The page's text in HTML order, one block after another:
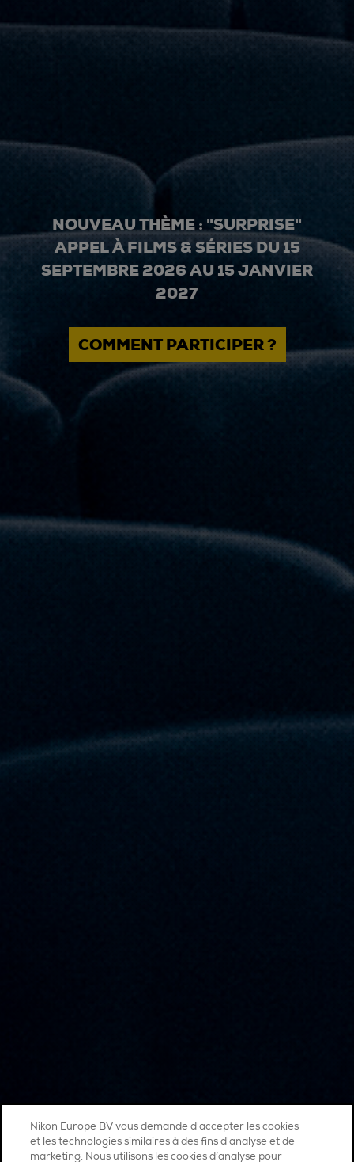
NOUVEAU THÈME : "SURPRISE"
APPEL À FILMS & SÉRIES DU 15
SEPTEMBRE 2026 AU 15 JANVIER
2027
COMMENT PARTICIPER ?
Nikon Europe BV vous demande d'accepter les cookies
et les technologies similaires à des fins d'analyse et de
marketing. Nous utilisons les cookies d’analyse pour